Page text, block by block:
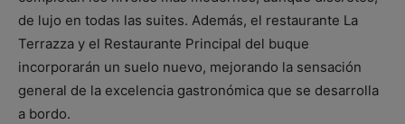
de lujo en todas las suites. Además, el restaurante La
Terrazza y el Restaurante Principal del buque
incorporarán un suelo nuevo, mejorando la sensación
general de la excelencia gastronómica que se desarrolla
a bordo.